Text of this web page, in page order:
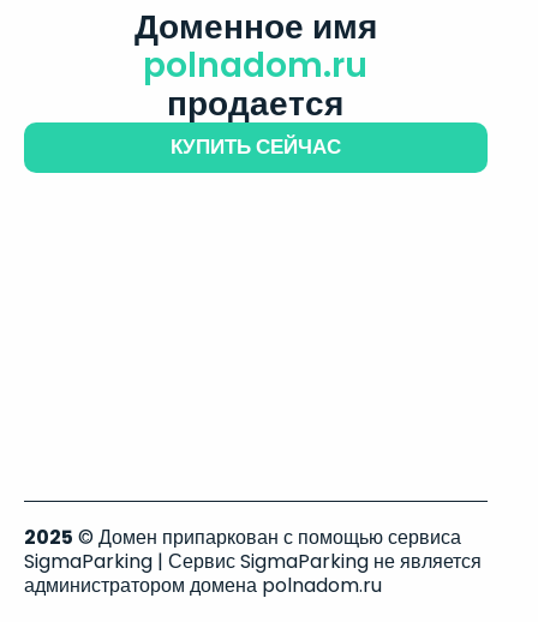
Доменное имя
polnadom.ru
продается
КУПИТЬ СЕЙЧАС
2025 © Домен припаркован с помощью сервиса
SigmaParking | Сервис SigmaParking не является
администратором домена polnadom.ru